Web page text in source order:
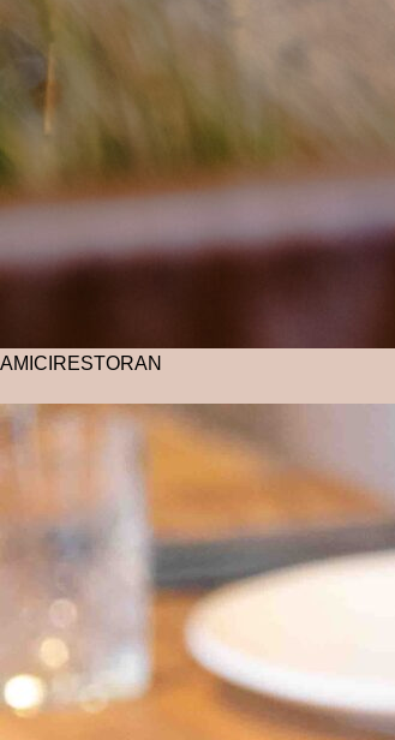
AMICI RESTORAN